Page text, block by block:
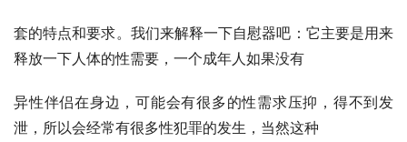
套的特点和要求。我们来解释一下自慰器吧：它主要是用来
释放一下人体的性需要，一个成年人如果没有
异性伴侣在身边，可能会有很多的性需求压抑，得不到发
泄，所以会经常有很多性犯罪的发生，当然这种